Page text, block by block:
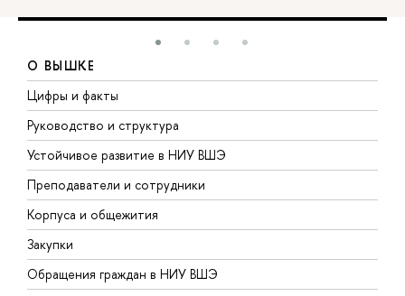
О ВЫШКЕ
Цифры и факты
Руководство и структура
Устойчивое развитие в НИУ ВШЭ
Преподаватели и сотрудники
Корпуса и общежития
Закупки
Обращения граждан в НИУ ВШЭ